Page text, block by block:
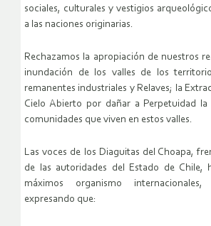
sociales, culturales y vestigios
a las naciones originarias.
Rechazamos la apropiación de nuestros
inundación de los valles de los
remanentes industriales y Relaves; la
Cielo Abierto por dañar a Perpetuidad la
comunidades que viven en estos valles.
Las voces de los Diaguitas del Choapa,
de las autoridades del Estado de Chile,
máximos organismo
expresando que: